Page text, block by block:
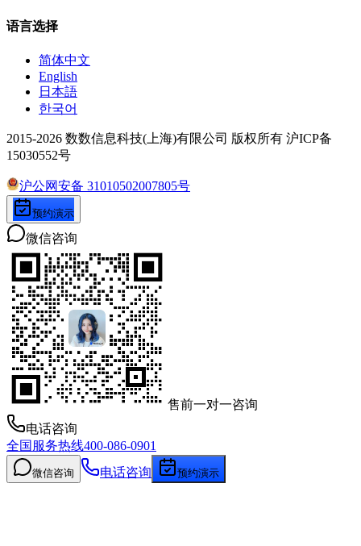
语言选择
简体中文
English
日本語
한국어
2015-2026 数数信息科技(上海)有限公司 版权所有 沪ICP备
15030552号
沪公网安备 31010502007805号
预约演示
微信咨询
售前一对一咨询
电话咨询
全国服务热线400-086-0901
微信咨询 电话咨询 预约演示